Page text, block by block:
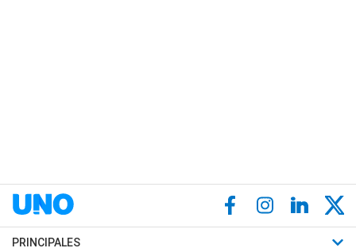
PRINCIPALES